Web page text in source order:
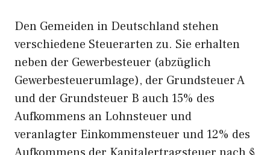
Den Gemeiden in Deutschland stehen
verschiedene Steuerarten zu. Sie erhalten
neben der Gewerbesteuer (abzüglich
Gewerbesteuerumlage), der Grundsteuer A
und der Grundsteuer B auch 15% des
Aufkommens an Lohnsteuer und
veranlagter Einkommensteuer und 12% des